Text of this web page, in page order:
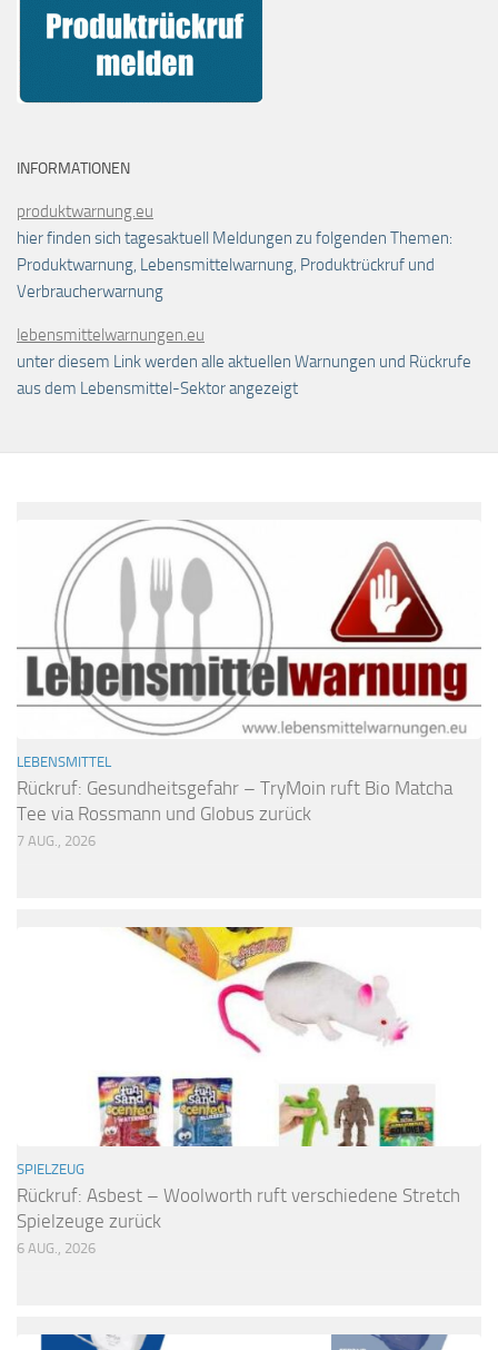
INFORMATIONEN
produktwarnung.eu
hier finden sich tagesaktuell Meldungen zu folgenden Themen:
Produktwarnung, Lebensmittelwarnung, Produktrückruf und
Verbraucherwarnung
lebensmittelwarnungen.eu
unter diesem Link werden alle aktuellen Warnungen und Rückrufe
aus dem Lebensmittel-Sektor angezeigt
LEBENSMITTEL
Rückruf: Gesundheitsgefahr – TryMoin ruft Bio Matcha
Tee via Rossmann und Globus zurück
7 AUG., 2026
SPIELZEUG
Rückruf: Asbest – Woolworth ruft verschiedene Stretch
Spielzeuge zurück
6 AUG., 2026